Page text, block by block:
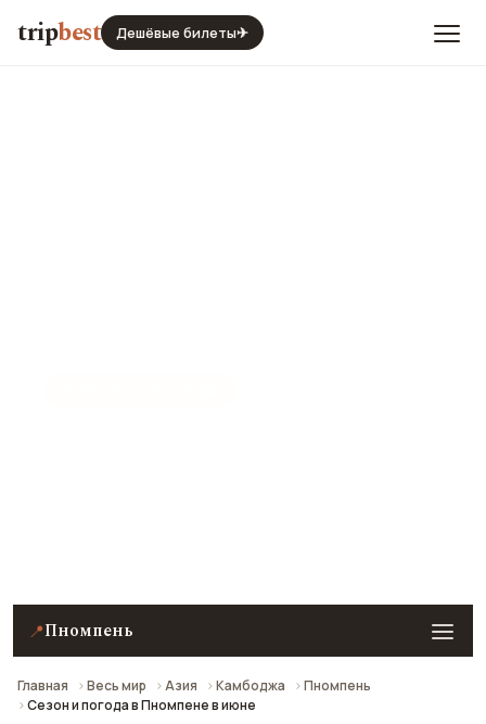
tripbest Дешёвые билеты✈
📍Пномпень
Главная Весь мир Азия Камбоджа
Пномпень
Сезон и погода в Пномпене в июне